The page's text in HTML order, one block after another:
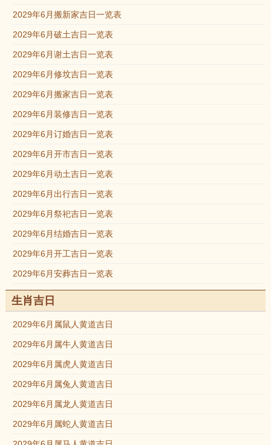
2029年6月搬新家吉日一览表
2029年6月破土吉日一览表
2029年6月谢土吉日一览表
2029年6月修坟吉日一览表
2029年6月搬家吉日一览表
2029年6月装修吉日一览表
2029年6月订婚吉日一览表
2029年6月开市吉日一览表
2029年6月动土吉日一览表
2029年6月出行吉日一览表
2029年6月祭祀吉日一览表
2029年6月结婚吉日一览表
2029年6月开工吉日一览表
2029年6月安葬吉日一览表
生肖吉日
2029年6月属鼠人黄道吉日
2029年6月属牛人黄道吉日
2029年6月属虎人黄道吉日
2029年6月属兔人黄道吉日
2029年6月属龙人黄道吉日
2029年6月属蛇人黄道吉日